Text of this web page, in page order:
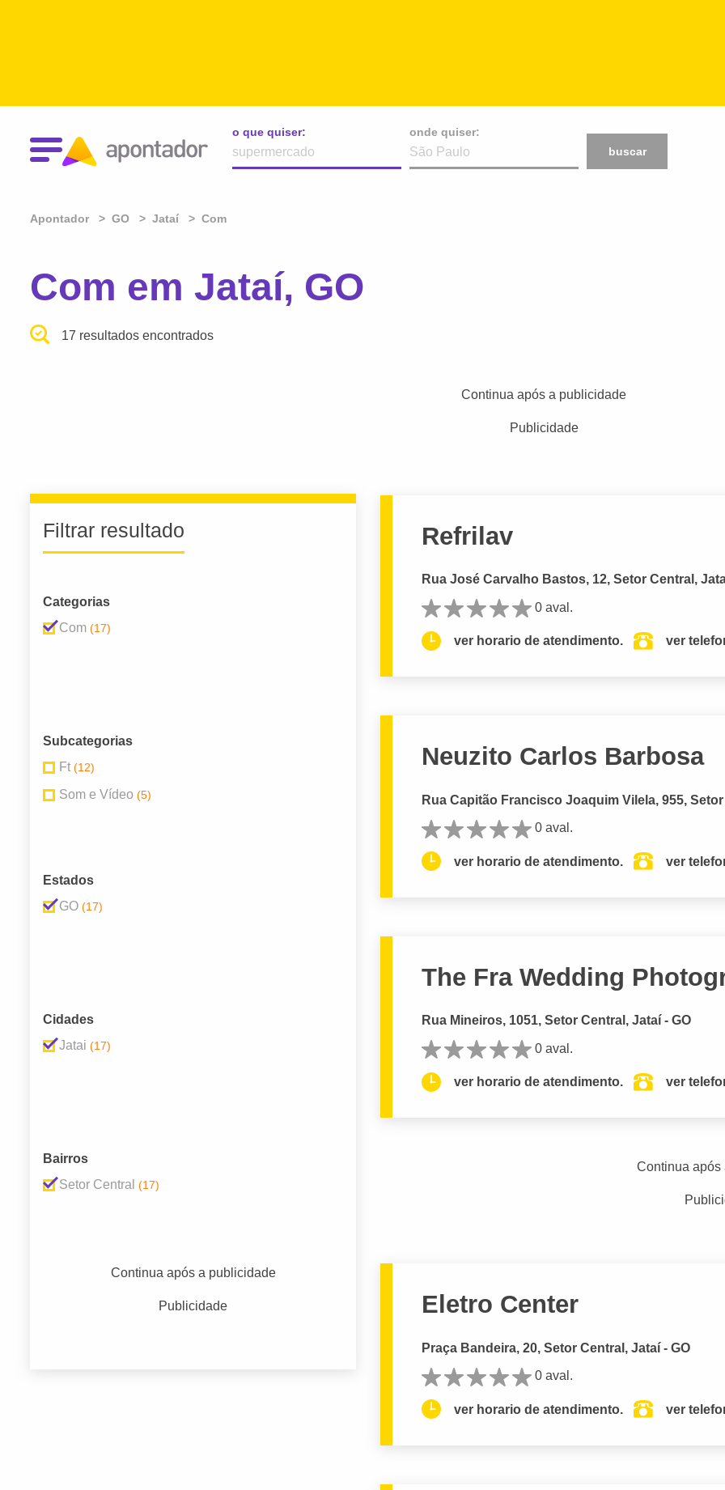
o que quiser:
onde quiser:
buscar
Apontador GO Jataí Com
Com em Jataí, GO
17 resultados encontrados
Continua após a publicidade
Publicidade
Filtrar resultado
Categorias
Com (17)
Subcategorias
Ft (12)
Som e Vídeo (5)
Estados
GO (17)
Cidades
Jatai (17)
Bairros
Setor Central (17)
Continua após a publicidade
Publicidade
Refrilav
Rua José Carvalho Bastos, 12, Setor Central,
0 aval.
ver horario de atendimento. ver
Neuzito Carlos Barbosa
Rua Capitão Francisco Joaquim Vilela, 955,
0 aval.
ver horario de atendimento. ver
The Fra Wedding
Rua Mineiros, 1051, Setor Central, Jataí - GO
0 aval.
ver horario de atendimento. ver
Continua após
Eletro Center
Praça Bandeira, 20, Setor Central, Jataí - GO
0 aval.
ver horario de atendimento. ver